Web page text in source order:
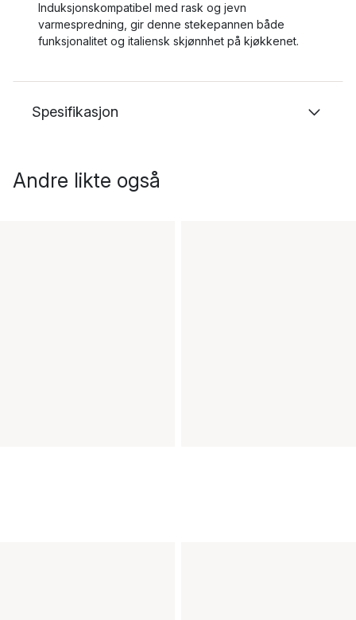
Induksjonskompatibel med rask og jevn
varmespredning, gir denne stekepannen både
funksjonalitet og italiensk skjønnhet på kjøkkenet.
Spesifikasjon
Andre likte også